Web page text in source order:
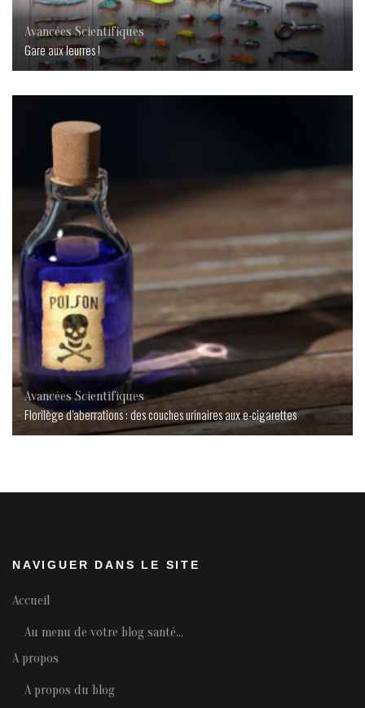
Avancées Scientifiques
Gare aux leurres !
Avancées Scientifiques
Florilège d’aberrations : des couches urinaires aux e-cigarettes
NAVIGUER DANS LE SITE
Accueil
Au menu de votre blog santé…
A propos
A propos du blog